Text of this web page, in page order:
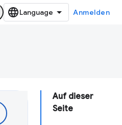
Anmelden
Auf dieser
Seite